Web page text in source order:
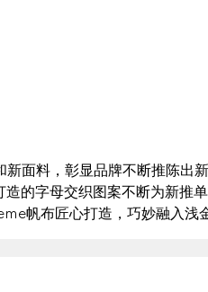
面料，彰显品牌不断推陈出
的字母交织图案不断为新推
帆布匠心打造，巧妙融入浅